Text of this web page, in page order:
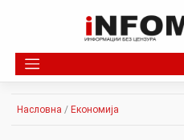
Насловна / Економија